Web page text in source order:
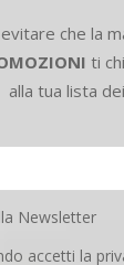
che la
ti
alla tua lista
Newsletter
accetti la